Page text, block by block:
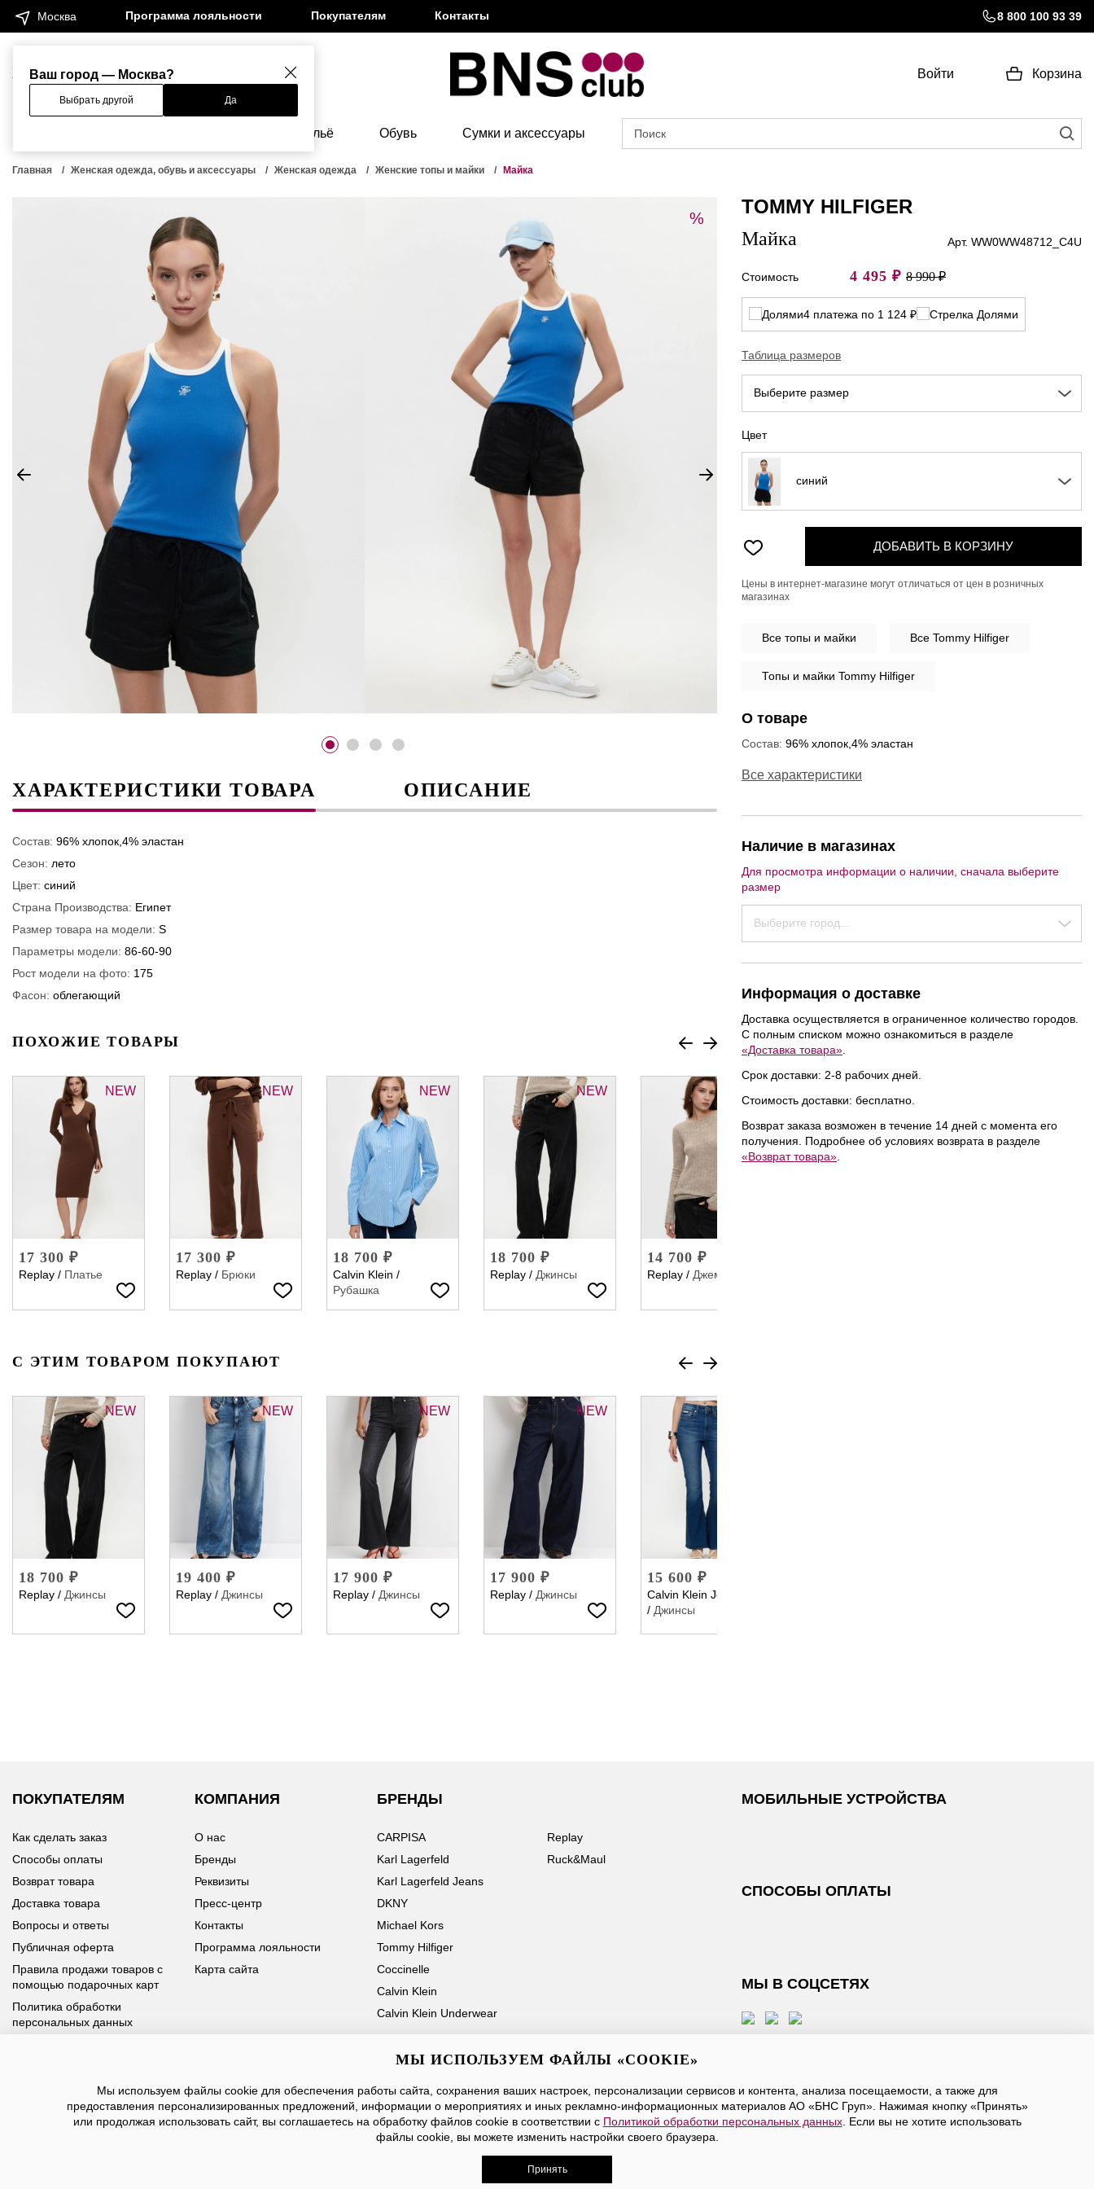
Ваш город — Москва?
Выбрать другой Да
Москва Программа лояльности Покупателям Контакты 8 800 100 93 39
Женщинам Мужчинам Войти Корзина
Бельё Обувь Сумки и аксессуары
Главная Женская одежда, обувь и аксессуары Женская одежда Женские топы и майки Майка
%
ХАРАКТЕРИСТИКИ ТОВАРА ОПИСАНИЕ
Состав: 96% хлопок,4% эластан
Сезон: лето
Цвет: синий
Страна Производства: Египет
Размер товара на модели: S
Параметры модели: 86-60-90
Рост модели на фото: 175
Фасон: облегающий
ПОХОЖИЕ ТОВАРЫ
NEW
17 300 ₽
Replay / Платье
NEW
17 300 ₽
Replay / Брюки
NEW
18 700 ₽
Calvin Klein /
Рубашка
NEW
18 700 ₽
Replay / Джинсы
14 700 ₽
Replay / Джемпер
С ЭТИМ ТОВАРОМ ПОКУПАЮТ
NEW
18 700 ₽
Replay / Джинсы
NEW
19 400 ₽
Replay / Джинсы
NEW
17 900 ₽
Replay / Джинсы
NEW
17 900 ₽
Replay / Джинсы
15 600 ₽
Calvin Klein Jeans
/ Джинсы
TOMMY HILFIGER
Майка Арт. WW0WW48712_C4U
Стоимость 4 495 ₽ 8 990 ₽
4 платежа по 1 124 ₽
Таблица размеров
Выберите размер
Цвет
синий
ДОБАВИТЬ В КОРЗИНУ
Цены в интернет-магазине могут отличаться от цен в розничных
магазинах
Все топы и майки Все Tommy Hilfiger
Топы и майки Tommy Hilfiger
О товаре
Состав: 96% хлопок,4% эластан
Все характеристики
Наличие в магазинах
Для просмотра информации о наличии, сначала выберите
размер
Выберите город...
Информация о доставке
Доставка осуществляется в ограниченное количество городов.
С полным списком можно ознакомиться в разделе
«Доставка товара»
Срок доставки: 2-8 рабочих дней.
Стоимость доставки: бесплатно.
Возврат заказа возможен в течение 14 дней с момента его
получения. Подробнее об условиях возврата в разделе
«Возврат товара»
ПОКУПАТЕЛЯМ
Как сделать заказ
Способы оплаты
Возврат товара
Доставка товара
Вопросы и ответы
Публичная оферта
Правила продажи товаров с
помощью подарочных карт
Политика обработки
персональных данных
КОМПАНИЯ
О нас
Бренды
Реквизиты
Пресс-центр
Контакты
Программа лояльности
Карта сайта
БРЕНДЫ
CARPISA
Karl Lagerfeld
Karl Lagerfeld Jeans
DKNY
Michael Kors
Tommy Hilfiger
Coccinelle
Calvin Klein
Calvin Klein Underwear
Replay
Ruck&Maul
МОБИЛЬНЫЕ УСТРОЙСТВА
СПОСОБЫ ОПЛАТЫ
МЫ В СОЦСЕТЯХ
У вас возникли вопросы?
Позвоните нам по телефону8 800 100 93 39или заполните
форму, мы обязательно с вами свяжемся
Ваше имя Email
Нажимая на кнопку «Отправить», вы принимаете условияПубличной оферты, даетесогласие на обработку персональных данных
2026 ©BNSGroup — интернет-магазин модной одежды, обуви и аксессуаров. Все права защищены. Доставка в ограниченное количество городов России.
МЫ ИСПОЛЬЗУЕМ ФАЙЛЫ «COOKIE»
Мы используем файлы cookie для обеспечения работы сайта, сохранения ваших настроек, персонализации сервисов и контента, анализа посещаемости, а также для
предоставления персонализированных предложений, информации о мероприятиях и иных рекламно-информационных материалов АО «БНС Груп». Нажимая кнопку «Принять»
или продолжая использовать сайт, вы соглашаетесь на обработку файлов cookie в соответствии с Политикой обработки персональных данных. Если вы не хотите использовать
файлы cookie, вы можете изменить настройки своего браузера.
Принять